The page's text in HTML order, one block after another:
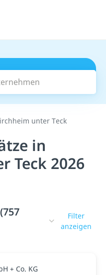
Suchen
unter Teck
in
Teck 2026
Filter
anzeigen
+ Co. KG